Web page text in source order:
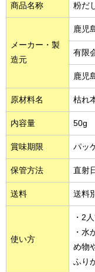
商品名称 粉だ
メーカー・製
造元
鹿児
有限
鹿児
原材料名 枯れ
内容量 50g
賞味期限 パッ
保管方法 直射
送料 送料
使い方
・2
・水
め物
ふり